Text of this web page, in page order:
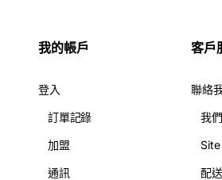
我的帳戶
登入
訂單記錄
加盟
通訊
客戶
聯絡
我
配